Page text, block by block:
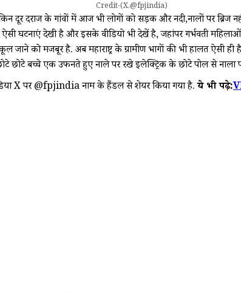
Credit-(X,@fpjindia)
दूर दराज के गांवों में आज भी लोगों को सड़क और नदी,नालों पर ब्रिज
घटनाएं देखी है और इसके वीडियो भी देखें है, जहांपर गर्भवती
जाने को मजबूर है. अब महाराष्ट्र के ग्रामीण भागों की भी हालत ऐसी
छोटे बच्चे एक उफनते हुए नाले पर रखे इलेक्ट्रिक के छोटे पोल से नाला
X पर @fpjindia नाम के हैंडल से शेयर किया गया है.ये भी पढ़े: